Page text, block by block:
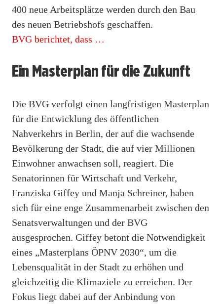
400 neue Arbeitsplätze werden durch den Bau
des neuen Betriebshofs geschaffen.
BVG berichtet, dass …
Ein Masterplan für die Zukunft
Die BVG verfolgt einen langfristigen Masterplan
für die Entwicklung des öffentlichen
Nahverkehrs in Berlin, der auf die wachsende
Bevölkerung der Stadt, die auf vier Millionen
Einwohner anwachsen soll, reagiert. Die
Senatorinnen für Wirtschaft und Verkehr,
Franziska Giffey und Manja Schreiner, haben
sich für eine enge Zusammenarbeit zwischen den
Senatsverwaltungen und der BVG
ausgesprochen. Giffey betont die Notwendigkeit
eines „Masterplans ÖPNV 2030“, um die
Lebensqualität in der Stadt zu erhöhen und
gleichzeitig die Klimaziele zu erreichen. Der
Fokus liegt dabei auf der Anbindung von